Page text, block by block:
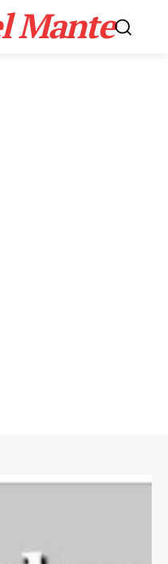
Mante